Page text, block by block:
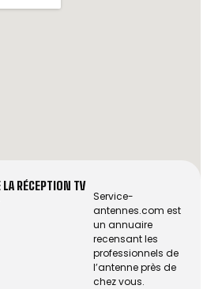
LA RÉCEPTION TV
Service-
antennes.com est
un annuaire
recensant les
professionnels de
l’antenne près de
chez vous.